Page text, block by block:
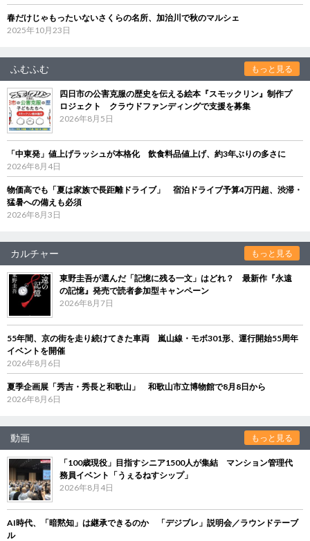
春だけじゃもったいないさくらの名所、加治川で秋のマルシェ
2025年10月23日
ふむふむ もっと見る
四日市の公害克服の歴史を伝える絵本『スモックリン』制作プ
ロジェクト クラウドファンディングで支援を募集
2026年8月5日
「中東発」値上げラッシュが本格化 飲食料品値上げ、約3年ぶりの多さに
2026年8月4日
物価高でも「夏は家族で長距離ドライブ」 宿泊ドライブ予算4万円超、渋滞・
猛暑への備えも必須
2026年8月3日
カルチャー もっと見る
東野圭吾が選んだ「記憶に残る一文」はどれ？ 最新作『永遠
の記憶』発売で読者参加型キャンペーン
2026年8月7日
55年間、京の街を走り続けてきた車両 嵐山線・モボ301形、運行開始55周年
イベントを開催
2026年8月6日
夏季企画展「秀吉・秀長と和歌山」 和歌山市立博物館で8月8日から
2026年8月6日
動画 もっと見る
「100歳現役」目指すシニア1500人が集結 マンション管理代
務員イベント「うぇるねすシップ」
2026年8月4日
AI時代、「暗黙知」は継承できるのか 「デジブレ」説明会／ラウンドテーブ
ル